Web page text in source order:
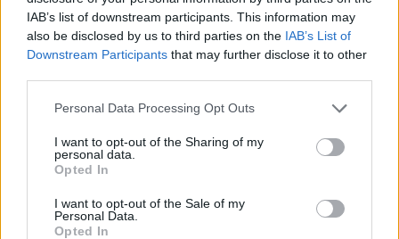
IAB’s list of downstream participants. This information may
also be disclosed by us to third parties on the IAB’s List of
Downstream Participants that may further disclose it to other
Personal Data Processing Opt Outs
I want to opt-out of the Sharing of my
personal data.
Opted In
I want to opt-out of the Sale of my
Personal Data.
Opted In
ΑΝΑΝΕΩΣΙΜΕΣ ΠΗΓΕΣ ΕΝΕΡΓΕΙΑΣ